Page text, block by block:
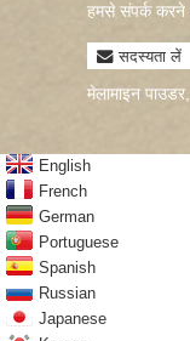
हमसे संपर्क करने
सदस्यता लें
मेलामाइन पाउडर,
English
French
German
Portuguese
Spanish
Russian
Japanese